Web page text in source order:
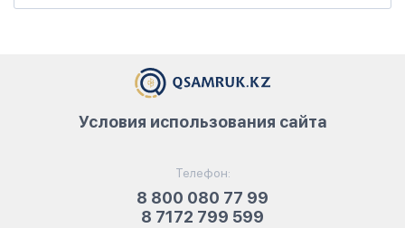
Телефон:
8 800 080 77 99
8 7172 799 599
Условия использования сайта